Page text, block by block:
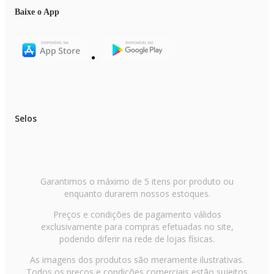
Controle remoto: Sim
Nome do modelo condensadora: Prime Air 9FCT
EAN: 7899963919732
Baixe o App
Selos
Garantimos o máximo de 5 itens por produto ou
enquanto durarem nossos estoques.
Preços e condições de pagamento válidos
exclusivamente para compras efetuadas no site,
podendo diferir na rede de lojas físicas.
As imagens dos produtos são meramente ilustrativas.